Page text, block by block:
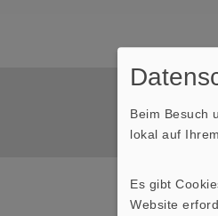
Beim Besuch
lokal auf
Es gibt
Website